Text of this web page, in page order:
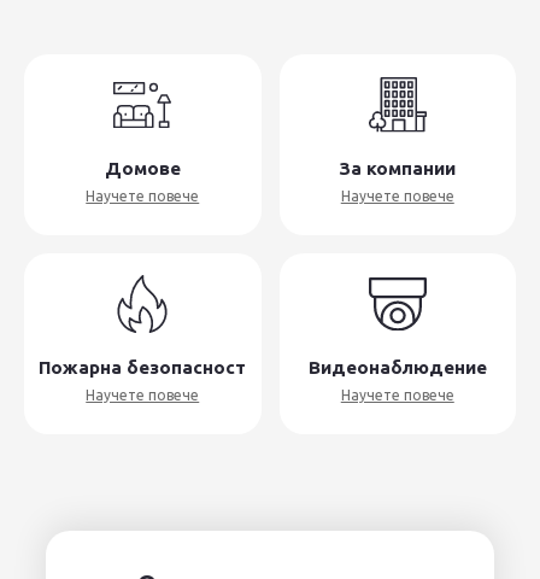
Домове
Научете повече
За компании
Научете повече
Пожарна безопасност
Научете повече
Видеонаблюдение
Научете повече